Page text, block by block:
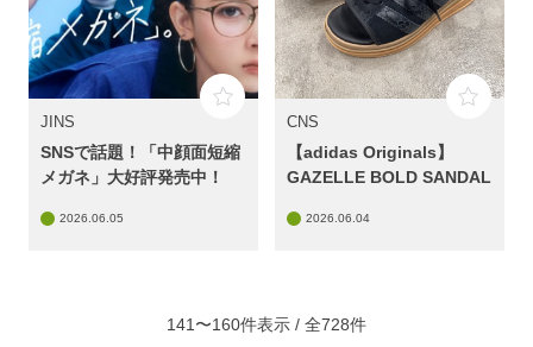
JINS
SNSで話題！「中顔面短縮
メガネ」大好評発売中！
2026.06.05
CNS
【adidas Originals】
GAZELLE BOLD SANDAL
2026.06.04
141〜160件表示 / 全728件